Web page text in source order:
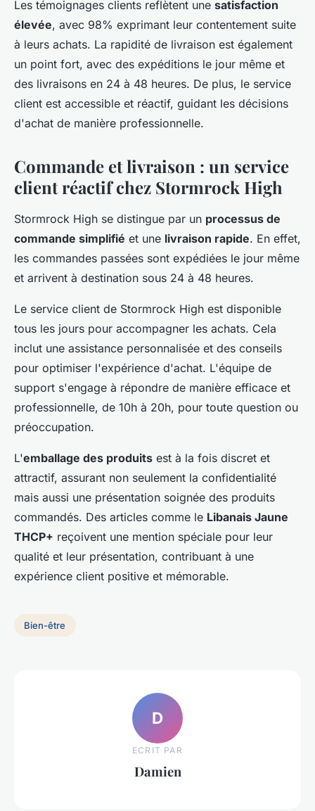
Les témoignages clients reflètent une satisfaction
élevée, avec 98% exprimant leur contentement suite
à leurs achats. La rapidité de livraison est également
un point fort, avec des expéditions le jour même et
des livraisons en 24 à 48 heures. De plus, le service
client est accessible et réactif, guidant les décisions
d'achat de manière professionnelle.
Commande et livraison : un service
client réactif chez Stormrock High
Stormrock High se distingue par un processus de
commande simplifié et une livraison rapide. En effet,
les commandes passées sont expédiées le jour même
et arrivent à destination sous 24 à 48 heures.
Le service client de Stormrock High est disponible
tous les jours pour accompagner les achats. Cela
inclut une assistance personnalisée et des conseils
pour optimiser l'expérience d'achat. L'équipe de
support s'engage à répondre de manière efficace et
professionnelle, de 10h à 20h, pour toute question ou
préoccupation.
L'emballage des produits est à la fois discret et
attractif, assurant non seulement la confidentialité
mais aussi une présentation soignée des produits
commandés. Des articles comme le Libanais Jaune
THCP+ reçoivent une mention spéciale pour leur
qualité et leur présentation, contribuant à une
expérience client positive et mémorable.
Bien-être
D
ECRIT PAR
Damien